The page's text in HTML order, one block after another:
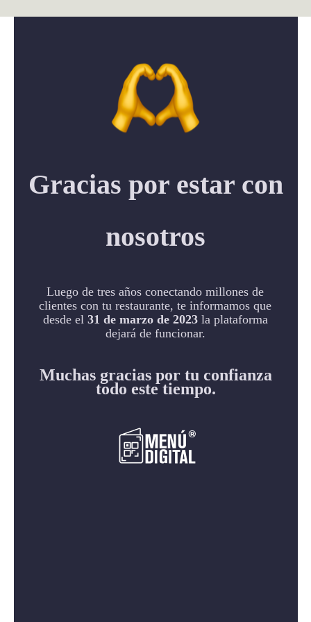
Gracias por estar con
nosotros
Luego de tres años conectando millones de
clientes con tu restaurante, te informamos que
desde el 31 de marzo de 2023la plataforma
dejará de funcionar.
Muchas gracias por tu confianza
todo este tiempo.